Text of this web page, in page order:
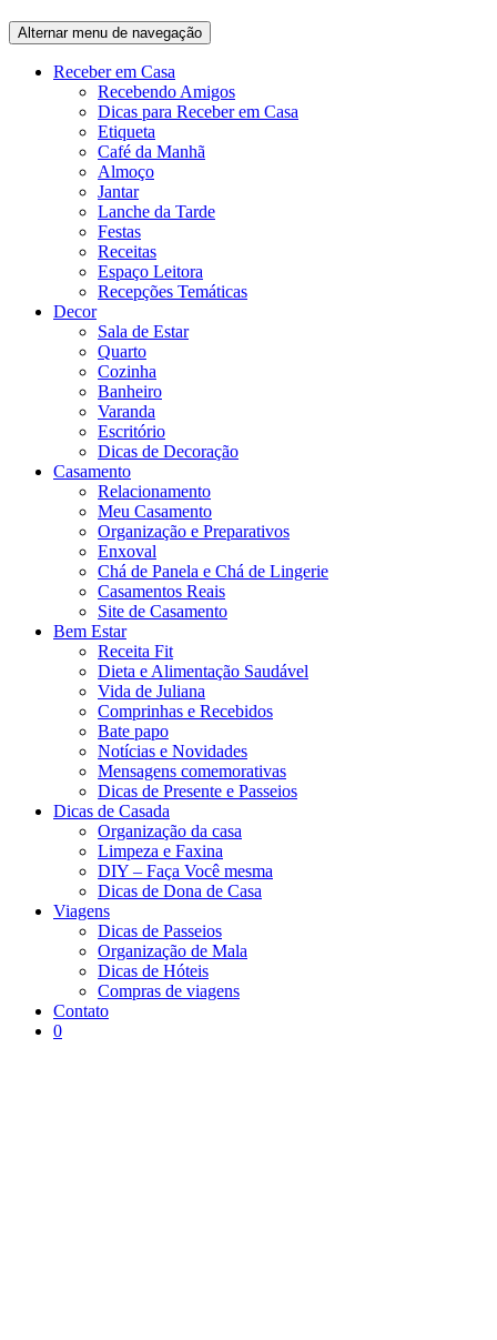
Alternar menu de navegação
Receber em Casa
Recebendo Amigos
Dicas para Receber em Casa
Etiqueta
Café da Manhã
Almoço
Jantar
Lanche da Tarde
Festas
Receitas
Espaço Leitora
Recepções Temáticas
Decor
Sala de Estar
Quarto
Cozinha
Banheiro
Varanda
Escritório
Dicas de Decoração
Casamento
Relacionamento
Meu Casamento
Organização e Preparativos
Enxoval
Chá de Panela e Chá de Lingerie
Casamentos Reais
Site de Casamento
Bem Estar
Receita Fit
Dieta e Alimentação Saudável
Vida de Juliana
Comprinhas e Recebidos
Bate papo
Notícias e Novidades
Mensagens comemorativas
Dicas de Presente e Passeios
Dicas de Casada
Organização da casa
Limpeza e Faxina
DIY – Faça Você mesma
Dicas de Dona de Casa
Viagens
Dicas de Passeios
Organização de Mala
Dicas de Hóteis
Compras de viagens
Contato
0